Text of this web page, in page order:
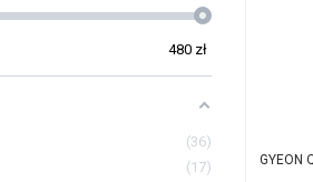
480 zł
36
17
GYEON